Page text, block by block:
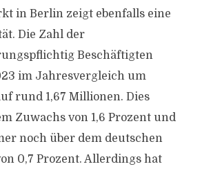
in Berlin zeigt ebenfalls eine
Die Zahl der
Beschäftigten
im Jahresvergleich um
rund 1,67 Millionen. Dies
Zuwachs von 1,6 Prozent und
noch über dem deutschen
0,7 Prozent. Allerdings hat